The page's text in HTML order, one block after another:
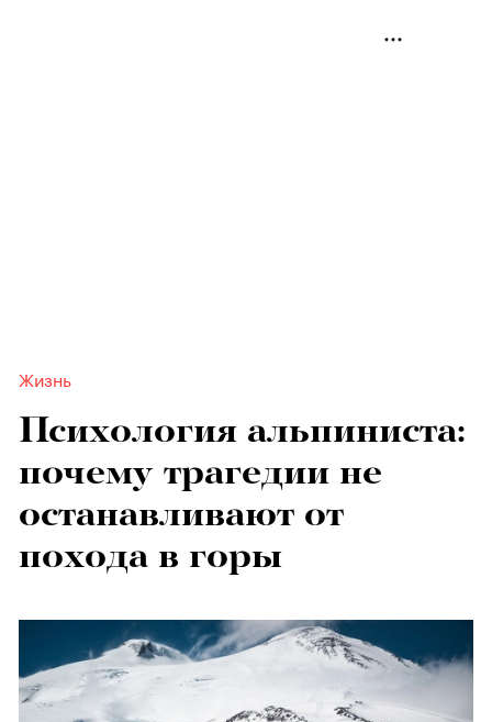
Жизнь
Психология альпиниста:
почему трагедии не
останавливают от
похода в горы